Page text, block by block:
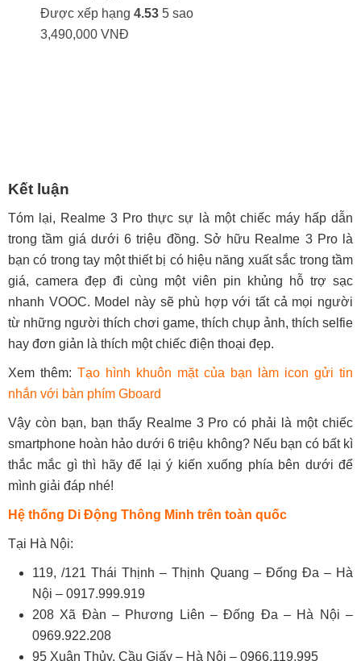
Được xếp hạng 4.53 5 sao
3,490,000 VNĐ
Kết luận
Tóm lại, Realme 3 Pro thực sự là một chiếc máy hấp dẫn
trong tầm giá dưới 6 triệu đồng. Sở hữu Realme 3 Pro là
bạn có trong tay một thiết bị có hiệu năng xuất sắc trong tầm
giá, camera đẹp đi cùng một viên pin khủng hỗ trợ sạc
nhanh VOOC. Model này sẽ phù hợp với tất cả mọi người
từ những người thích chơi game, thích chụp ảnh, thích selfie
hay đơn giản là thích một chiếc điện thoại đẹp.
Xem thêm: Tạo hình khuôn mặt của bạn làm icon gửi tin
nhắn với bàn phím Gboard
Vậy còn bạn, bạn thấy Realme 3 Pro có phải là một chiếc
smartphone hoàn hảo dưới 6 triệu không? Nếu bạn có bất kì
thắc mắc gì thì hãy để lại ý kiến xuống phía bên dưới để
mình giải đáp nhé!
Hệ thống Di Động Thông Minh trên toàn quốc
Tại Hà Nội:
119, /121 Thái Thịnh – Thịnh Quang – Đống Đa – Hà
Nội – 0917.999.919
208 Xã Đàn – Phương Liên – Đống Đa – Hà Nội –
0969.922.208
95 Xuân Thủy, Cầu Giấy – Hà Nội – 0966.119.995